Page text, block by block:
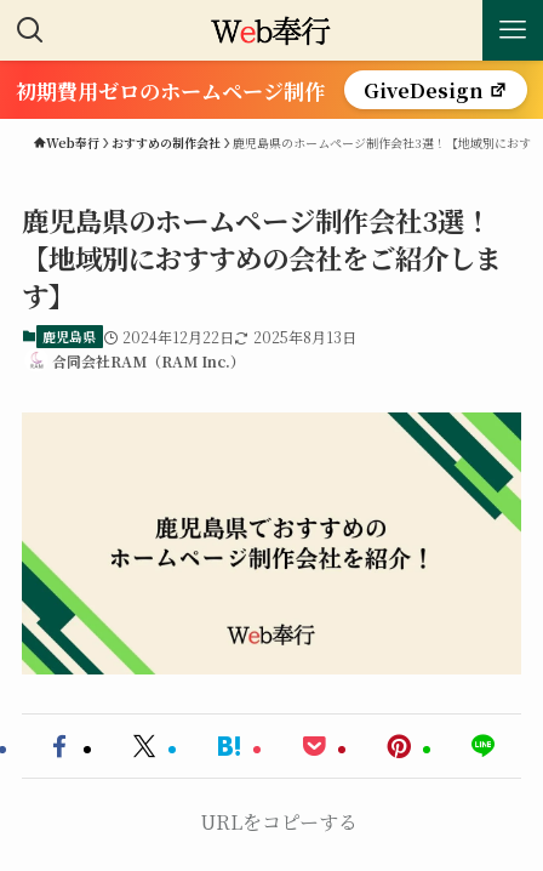
初期費用ゼロのホームページ制作 GiveDesign
Web奉行 おすすめの制作会社 鹿児島県のホームページ制作会社3選！【地域別におす
鹿児島県のホームページ制作会社3選！
【地域別におすすめの会社をご紹介しま
す】
鹿児島県 2024年12月22日
2025年8月13日
合同会社RAM（RAM Inc.）
URLをコピーする